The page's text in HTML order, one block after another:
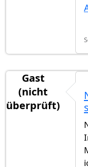
Gast
(nicht
überprüft)